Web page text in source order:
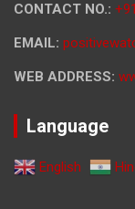
CONTACT NO.:
EMAIL:
WEB ADDRESS:
Language
English